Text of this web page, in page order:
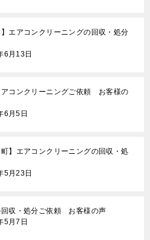
】エアコンクリーニングの回収・処分
6月13日
アコンクリーニングご依頼 お客様の
6月5日
町】エアコンクリーニングの回収・処
5月23日
回収・処分ご依頼 お客様の声
5月7日